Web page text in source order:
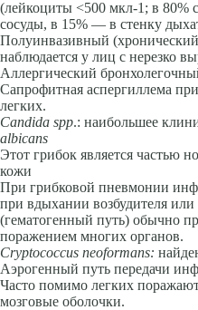
(лейкоциты <500 мкл-1; в 80%
сосуды, в 15% — в стенку
Полуинвазивный
наблюдается у лиц с нерезко
Аллергический
Сапрофитная аспергиллема
легких.
Candida spp.: наибольшее
albi­cans
Этот грибок является
кожи
При грибковой пневмонии
при вдыхании возбудителя или
(гематогенный путь) обычно
поражением многих органов.
Cryptococcus neoformans:
Аэрогенный путь передачи
Часто помимо легких
мозговые оболочки.